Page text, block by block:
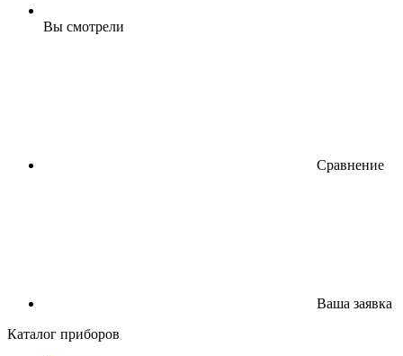
Вы смотрели
Сравнение
Ваша заявка
Каталог приборов